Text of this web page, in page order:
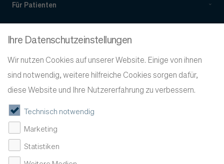
Ihre Datenschutzeinstellungen
Wir nutzen Cookies auf unserer Website. Einige von ihnen
sind notwendig, weitere hilfreiche Cookies sorgen dafür,
diese Website und Ihre Nutzererfahrung zu verbessern.
Technisch notwendig
Marketing
Statistiken
Für Patienten
Service